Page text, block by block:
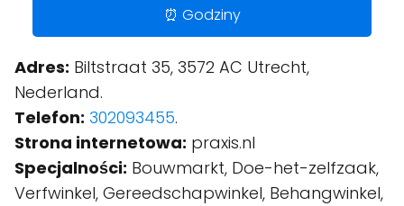
⏰ Godziny
Adres: Biltstraat 35, 3572 AC Utrecht,
Nederland.
Telefon: 302093455.
Strona internetowa: praxis.nl
Specjalności: Bouwmarkt, Doe-het-zelfzaak,
Verfwinkel, Gereedschapwinkel, Behangwinkel,